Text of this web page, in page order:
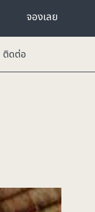
จองเลย
ติดต่อ